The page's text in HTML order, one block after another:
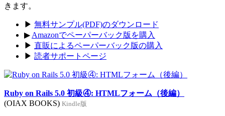
きます。
▶ 無料サンプル(PDF)のダウンロード
▶ Amazonでペーパーバック版を購入
▶ 直販によるペーパーバック版の購入
▶ 読者サポートページ
Ruby on Rails 5.0 初級④: HTMLフォーム（後編）
(OIAX BOOKS) Kindle版